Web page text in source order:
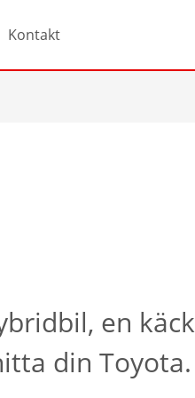
Kontakt
en käck
din Toyota.